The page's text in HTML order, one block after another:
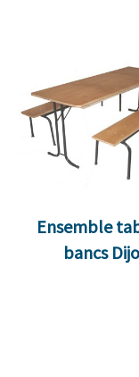
Ensemble
bancs